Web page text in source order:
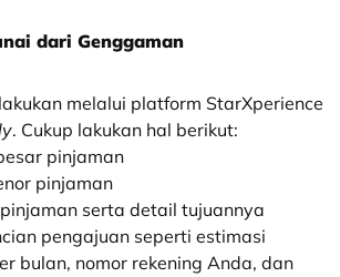
dari Genggaman
melalui platform StarXperience
. Cukup lakukan hal berikut:
pinjaman
pinjaman
serta detail tujuannya
pengajuan seperti estimasi
bulan, nomor rekening Anda, dan